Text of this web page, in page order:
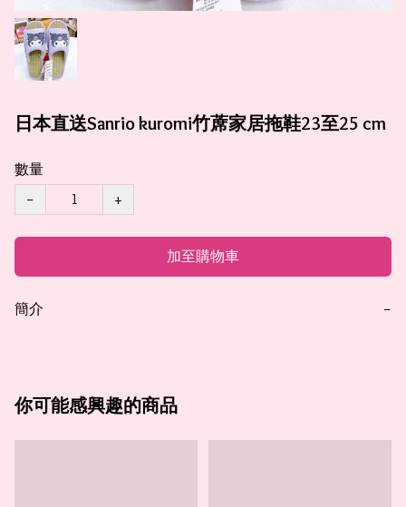
日本直送Sanrio kuromi竹蓆家居拖鞋23至25 cm
數量
−
+
加至購物車
簡介 −
你可能感興趣的商品